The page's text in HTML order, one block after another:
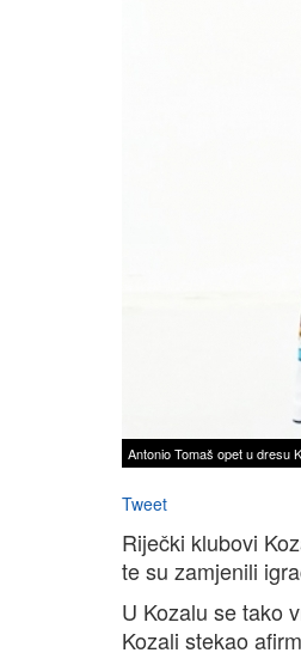
Antonio Tomaš opet u dresu
Tweet
Riječki klubovi
te su zamjenili
U Kozalu se tako
Kozali stekao